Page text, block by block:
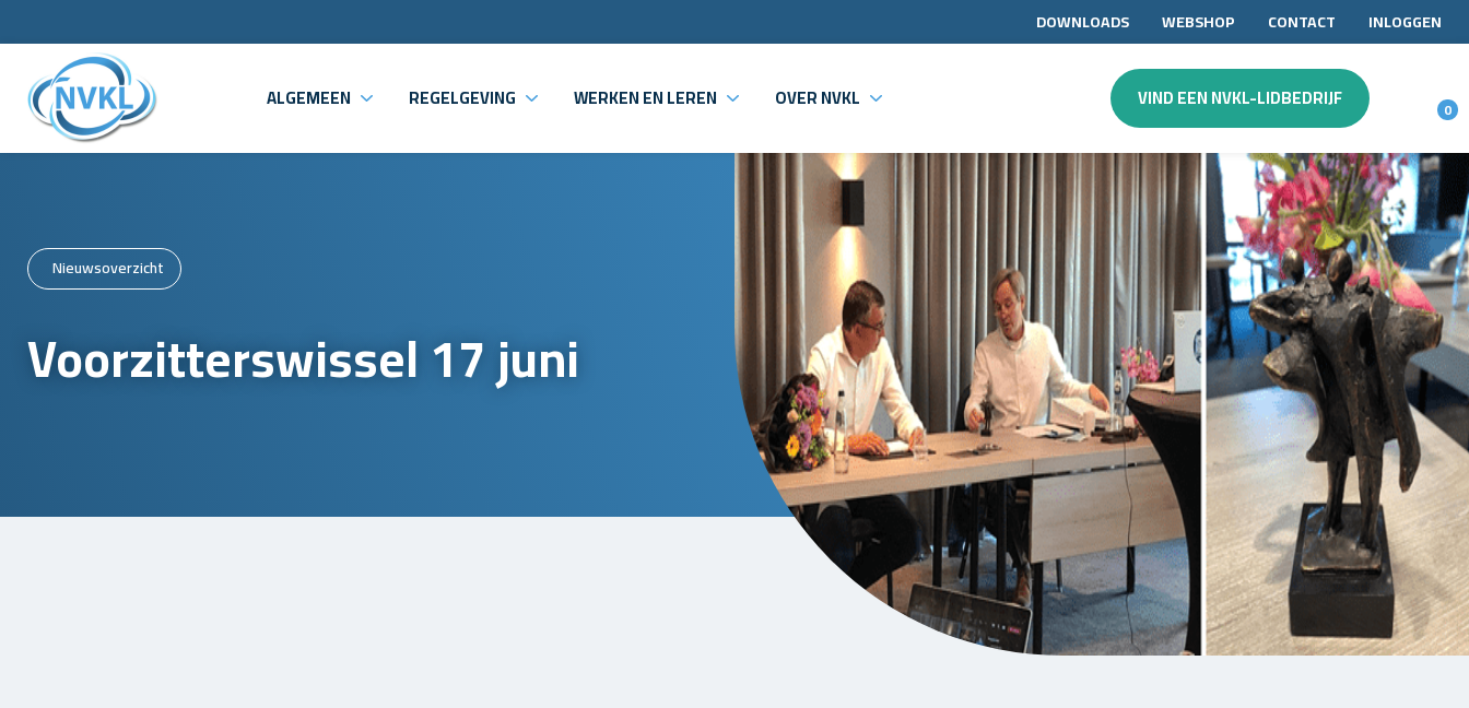
DOWNLOADS WEBSHOP CONTACT INLOGGEN
ALGEMEEN REGELGEVING WERKEN EN LEREN OVER NVKL VIND EEN NVKL-LIDBEDRIJF 0
Nieuwsoverzicht
Voorzitterswissel 17 juni